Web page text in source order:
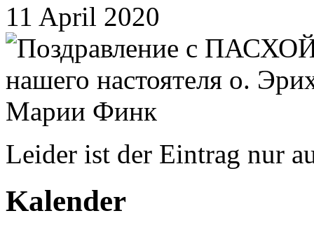
11 April 2020
Leider ist der Eintrag nur
Kalender